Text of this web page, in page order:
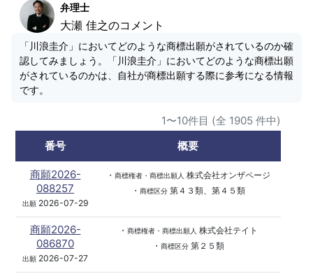
弁理士
大瀬 佳之のコメント
「川浪圭介」においてどのような商標出願がされているのか確
認してみましょう。「川浪圭介」においてどのような商標出願
がされているのかは、自社が商標出願する際に参考になる情報
です。
1〜10件目 (全 1905 件中)
番号
概要
商願2026-
088257
出願2026-07-29
・ 商標権者・商標出願人 株式会社オンザページ
・ 商標区分第４３類、第４５類
商願2026-
086870
出願 2026-07-27
・ 商標権者・商標出願人 株式会社テイト
・ 商標区分第２５類